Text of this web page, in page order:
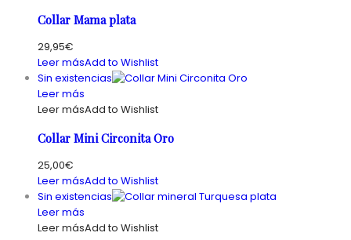
Collar Mama plata
29,95€
Leer másAdd to Wishlist
Sin existencias
Leer más
Leer másAdd to Wishlist
Collar Mini Circonita Oro
25,00€
Leer másAdd to Wishlist
Sin existencias
Leer más
Leer másAdd to Wishlist